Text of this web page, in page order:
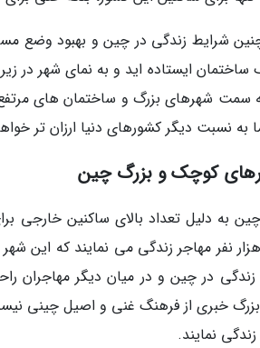
شرایط زندگی در چین و بهبود وضع
در طبقه 69 ام یک ساختمان ایستاده اید و به
سمت شهرهای بزرگ و ساختمان های
به نسبت دیگر کشورهای دنیا ارزان تر
کوچک و بزرگ چین
به دلیل تعداد بالای ساکنین خارجی
شهر شانگهای حدود 300 هزار نفر مهاجر زندگی می
در چین و در میان دیگر مهاجران
خبری از فرهنگ غنی و اصیل چینی
نمایند.